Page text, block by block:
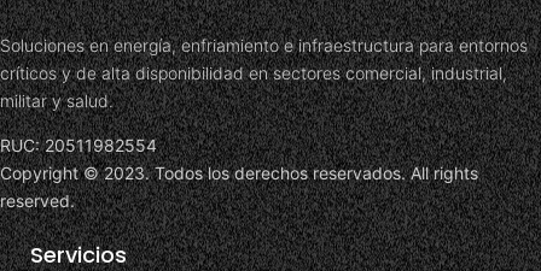
Soluciones en energía, enfriamiento e infraestructura para entornos
críticos y de alta disponibilidad en sectores comercial, industrial,
militar y salud.
RUC: 20511982554
Copyright © 2023. Todos los derechos reservados. All rights
reserved.
Servicios